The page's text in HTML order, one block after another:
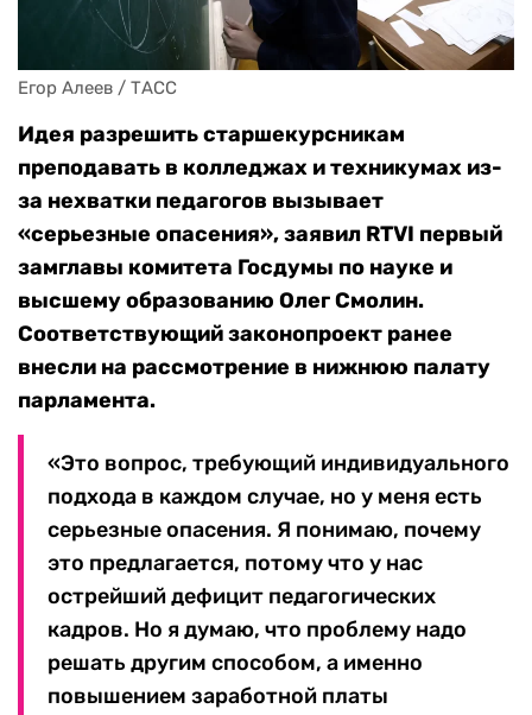
Егор Алеев / ТАСС
Идея разрешить старшекурсникам
преподавать в колледжах и техникумах из-
за нехватки педагогов вызывает
«серьезные опасения», заявил RTVI первый
замглавы комитета Госдумы по науке и
высшему образованию Олег Смолин.
Соответствующий законопроект ранее
внесли на рассмотрение в нижнюю палату
парламента.
«Это вопрос, требующий индивидуального
подхода в каждом случае, но у меня есть
серьезные опасения. Я понимаю, почему
это предлагается, потому что у нас
острейший дефицит педагогических
кадров. Но я думаю, что проблему надо
решать другим способом, а именно
повышением заработной платы